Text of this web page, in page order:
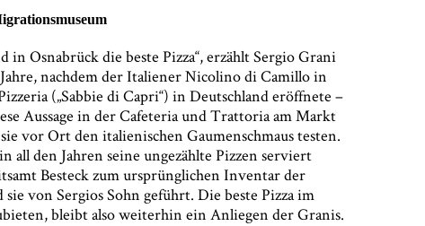
in Osnabrück die beste Pizza“, erzählt Sergio Grani
nachdem der Italiener Nicolino di Camillo in
(„Sabbie di Capri“) in Deutschland eröffnete –
Aussage in der Cafeteria und Trattoria am Markt
vor Ort den italienischen Gaumenschmaus testen.
all den Jahren seine ungezählte Pizzen serviert
Besteck zum ursprünglichen Inventar der
von Sergios Sohn geführt. Die beste Pizza im
bleibt also weiterhin ein Anliegen der Granis.
1x